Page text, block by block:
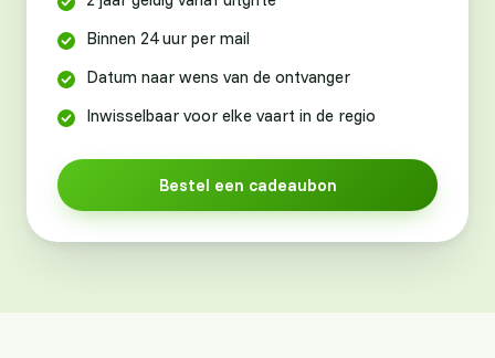
Binnen 24 uur per mail
Datum naar wens van de ontvanger
Inwisselbaar voor elke vaart in de regio
Bestel een cadeaubon